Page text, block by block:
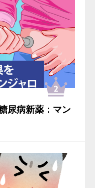
尿病新薬：マン